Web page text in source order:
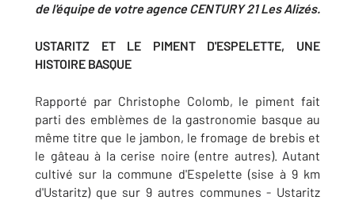
de l'équipe de votre agence CENTURY 21 Les Alizés.
USTARITZ ET LE PIMENT D'ESPELETTE, UNE
HISTOIRE BASQUE
Rapporté par Christophe Colomb, le piment fait
parti des emblèmes de la gastronomie basque au
même titre que le jambon, le fromage de brebis et
le gâteau à la cerise noire (entre autres). Autant
cultivé sur la commune d'Espelette (sise à 9 km
d'Ustaritz) que sur 9 autres communes - Ustaritz